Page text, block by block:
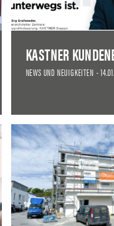
KASTNER
NEWS UND NEUIGKEITEN -